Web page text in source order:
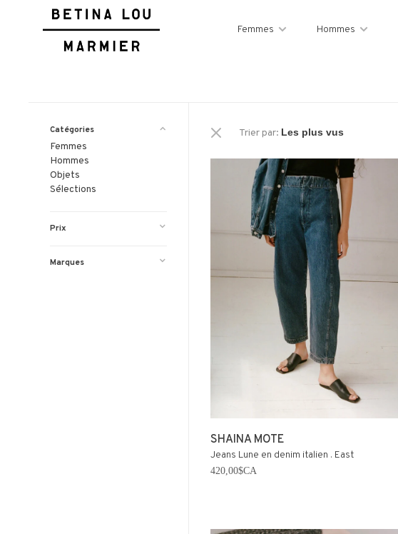
Femmes Hommes
Catégories
Femmes
Hommes
Objets
Sélections
Prix
Marques
Trier par:
SHAINA MOTE
Jeans Lune en denim italien . East
420,00$CA